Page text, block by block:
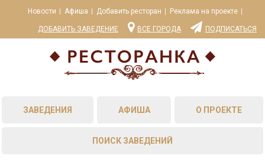
Новости Афиша Добавить ресторан Реклама на проекте
ДОБАВИТЬ ЗАВЕДЕНИЕ ВСЕ ГОРОДА ПОДПИСАТЬСЯ
ЗАВЕДЕНИЯ АФИША О ПРОЕКТЕ
ПОИСК ЗАВЕДЕНИЙ